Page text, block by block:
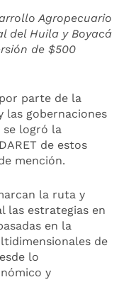
Agropecuario
del Huila y Boyacá
de $500
parte de la
las gobernaciones
se logró la
de estos
mención.
la ruta y
las estrategias en
en la
de
lo
y